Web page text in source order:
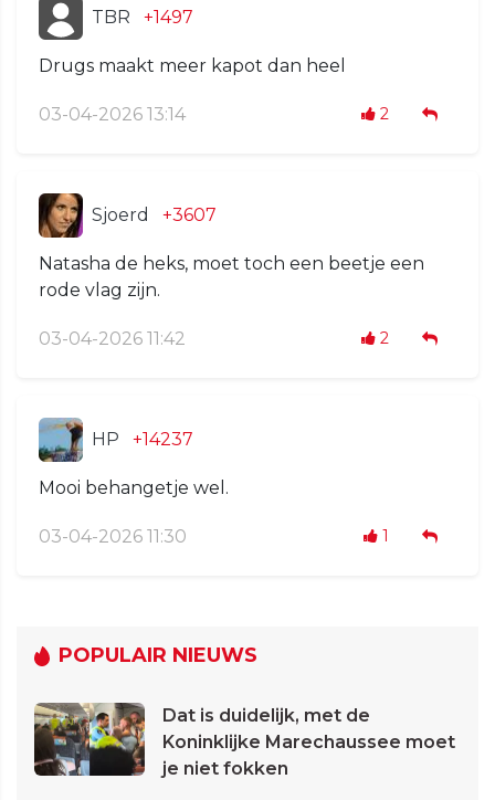
TBR +1497
Drugs maakt meer kapot dan heel
03-04-2026 13:14 2
Sjoerd +3607
Natasha de heks, moet toch een beetje een
rode vlag zijn.
03-04-2026 11:42 2
HP +14237
Mooi behangetje wel.
03-04-2026 11:30 1
POPULAIR NIEUWS
Dat is duidelijk, met de
Koninklijke Marechaussee moet
je niet fokken